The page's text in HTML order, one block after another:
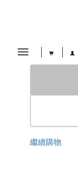
Toggle
navigation
繼續購物